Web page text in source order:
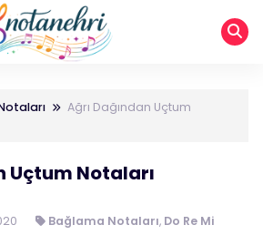
Ağrı Dağından Uçtum
Uçtum Notaları
Bağlama Notaları, Do Re Mi